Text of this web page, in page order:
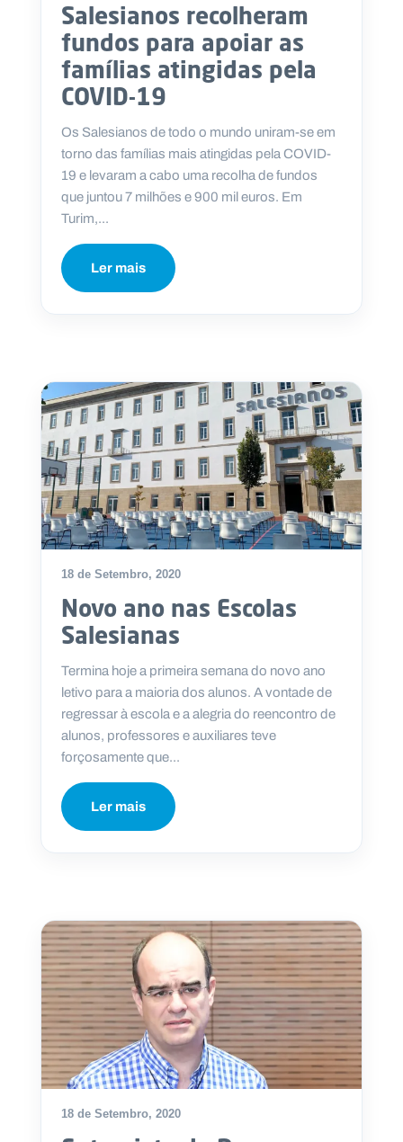
Salesianos recolheram
fundos para apoiar as
famílias atingidas pela
COVID-19
Os Salesianos de todo o mundo uniram-se em
torno das famílias mais atingidas pela COVID-
19 e levaram a cabo uma recolha de fundos
que juntou 7 milhões e 900 mil euros. Em
Turim,...
Ler mais
18 de Setembro, 2020
Novo ano nas Escolas
Salesianas
Termina hoje a primeira semana do novo ano
letivo para a maioria dos alunos. A vontade de
regressar à escola e a alegria do reencontro de
alunos, professores e auxiliares teve
forçosamente que...
Ler mais
18 de Setembro, 2020